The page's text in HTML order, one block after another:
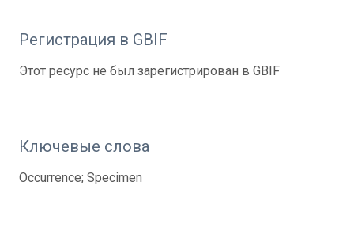
Регистрация в GBIF
Этот ресурс не был зарегистрирован в GBIF
Ключевые слова
Occurrence; Specimen